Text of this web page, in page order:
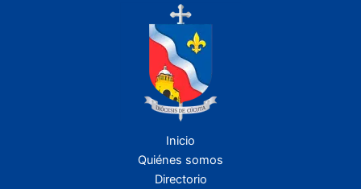
Inicio
Quiénes somos
Directorio